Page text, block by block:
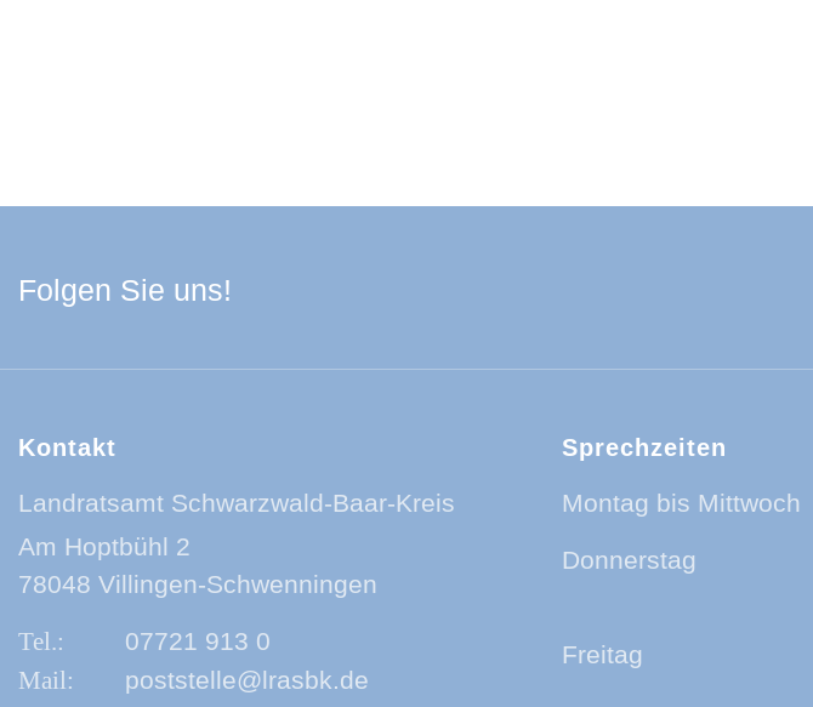
Folgen Sie uns!
Kontakt
Landratsamt Schwarzwald-Baar-Kreis
Am Hoptbühl 2
78048 Villingen-Schwenningen
07721 913 0
poststelle@lrasbk.de
Sprechzeiten
Montag bis Mittwoch
Donnerstag
Freitag